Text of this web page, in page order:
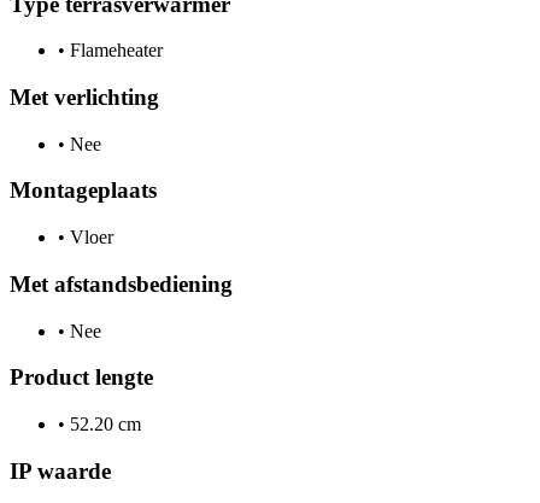
• Flameheater
Met verlichting
• Nee
Montageplaats
• Vloer
Met afstandsbediening
• Nee
Product lengte
• 52.20 cm
IP waarde